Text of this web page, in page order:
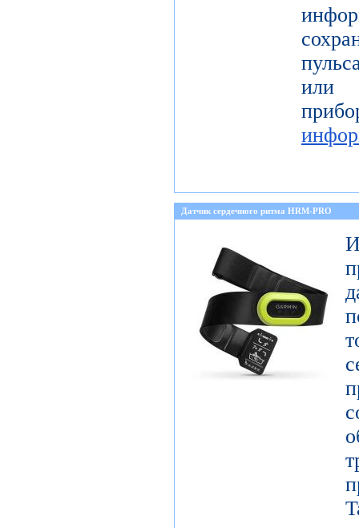
или
Датчик сердечного ритма HRM-PRO